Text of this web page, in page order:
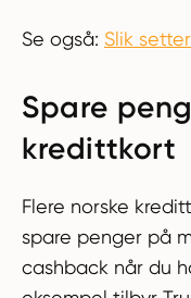
Se også: Slik
Spare
kredittkort
Flere norske
spare penger på
cashback når du